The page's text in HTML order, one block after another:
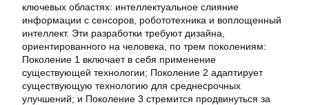
ключевых областях: интеллектуальное слияние
информации с сенсоров, робототехника и воплощенный
интеллект. Эти разработки требуют дизайна,
ориентированного на человека, по трем поколениям:
Поколение 1 включает в себя применение
существующей технологии; Поколение 2 адаптирует
существующую технологию для среднесрочных
улучшений; и Поколение 3 стремится продвинуться за